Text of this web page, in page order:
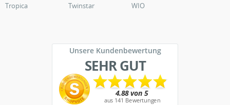
Tropica
Twinstar WIO
Unsere Kundenbewertung
SEHR GUT